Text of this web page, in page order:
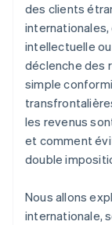
des clients
intellectuelle
déclenche des
simple
les revenus
et comment
double
Nous allons
internationale,